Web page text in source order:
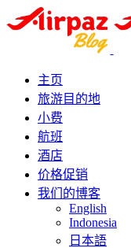
主页
旅游目的地
小费
航班
酒店
价格促销
我们的博客
English
Indonesia
日本語